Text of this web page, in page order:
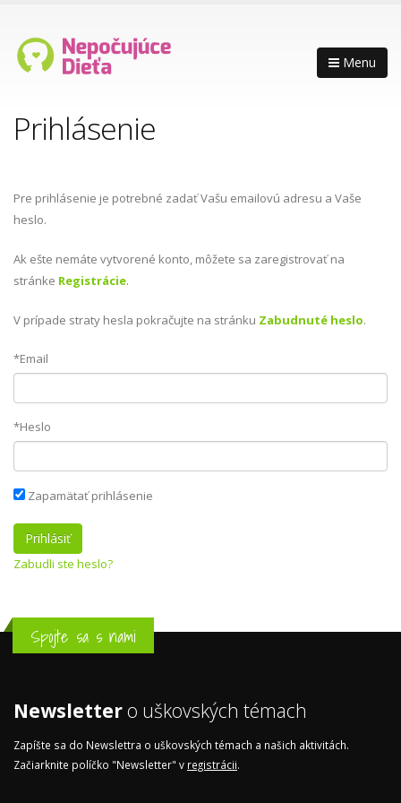
Menu
Prihlásenie
Pre prihlásenie je potrebné zadať Vašu emailovú adresu a Vaše
heslo.
Ak ešte nemáte vytvorené konto, môžete sa zaregistrovať na
stránke Registrácie.
V prípade straty hesla pokračujte na stránku Zabudnuté heslo.
*Email
*Heslo
Zapamätať prihlásenie
Zabudli ste heslo?
Spojte sa s nami
Newsletter o uškovských témach
Zapíšte sa do Newslettra o uškovských témach a našich aktivitách.
Začiarknite políčko "Newsletter" v registrácii.